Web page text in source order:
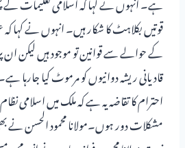
قوتیں بکلاہٹ کا شکار ہیں۔ انہوں نے کہا
کے حوالے سے قوانین تو موجود ہیں لیکن ان
قادیانی ریشہ دوانیوں کو مرموٹ کیا
احترام کا تقاضہ یہ ہے کہ ملک میں اسلامی
مشکلات دور ہوں۔مولانا محمود الحسن نے